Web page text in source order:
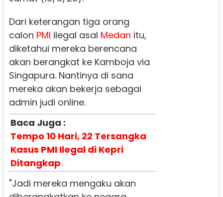
Dari keterangan tiga orang
calon PMI ilegal asal Medan itu,
diketahui mereka berencana
akan berangkat ke Kamboja via
Singapura. Nantinya di sana
mereka akan bekerja sebagai
admin judi online.
Baca Juga :
Tempo 10 Hari, 22 Tersangka
Kasus PMI Ilegal di Kepri
Ditangkap
"Jadi mereka mengaku akan